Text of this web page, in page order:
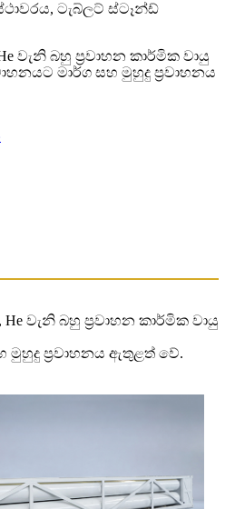
ටැබ්ලට් ස්ටෑන්ඩ්
වැනි බහු ප්‍රවාහන කාර්මික වායු
මාර්ග සහ මුහුදු ප්‍රවාහනය
වැනි බහු ප්‍රවාහන කාර්මික වායු
මුහුදු ප්‍රවාහනය ඇතුළත් වේ.